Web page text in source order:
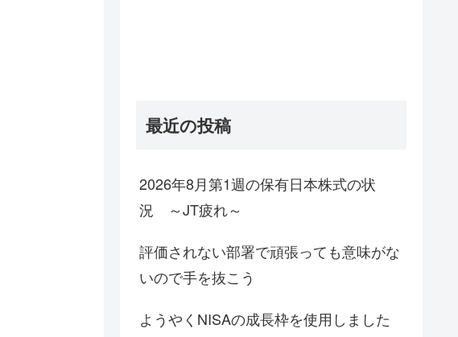
最近の投稿
2026年8月第1週の保有日本株式の状
況 ～JT疲れ～
評価されない部署で頑張っても意味がな
いので手を抜こう
ようやくNISAの成長枠を使用しました